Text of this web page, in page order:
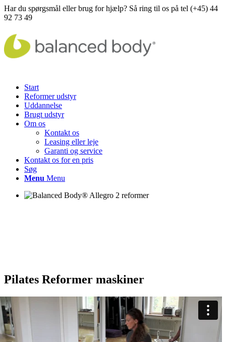
Har du spørgsmål eller brug for hjælp? Så ring til os på tel (+45) 44
92 73 49
Start
Reformer udstyr
Uddannelse
Brugt udstyr
Om os
Kontakt os
Leasing eller leje
Garanti og service
Kontakt os for en pris
Søg
Menu Menu
Pilates Reformer maskiner